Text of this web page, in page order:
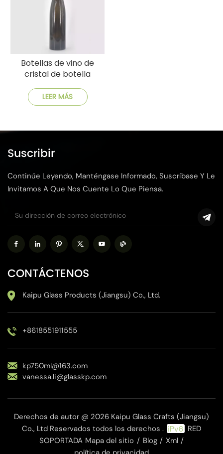
Botellas de vino de
cristal de botella
personalizables
LEER MÁS
Suscribir
Continúe Leyendo, Manténgase Informado, Suscríbase Y Le
Invitamos A Que Nos Cuente Lo Que Piensa.
CONTÁCTENOS
Kaipu Glass Products (Jiangsu) Co., Ltd.
+8618551911555
kp750ml@163.com
vanessa.li@glasskp.com
Derechos de autor @ 2026 Kaipu Glass Crafts (Jiangsu)
Co., Ltd Reservados todos los derechos .
RED
SOPORTADA Mapa del sitio / Blog / Xml /